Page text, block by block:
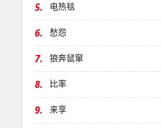
5. 电热毯
6. 愁怨
7. 狼奔鼠窜
8. 比率
9. 来享